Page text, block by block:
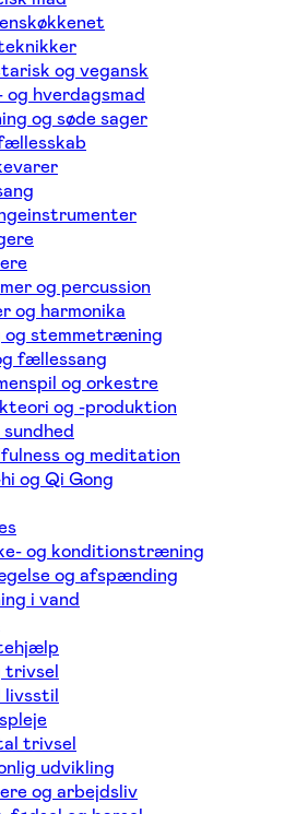
og vegansk
og hverdagsmad
og søde sager
og percussion
og harmonika
og stemmetræning
fællessang
og orkestre
og -produktion
og meditation
og Qi Gong
og konditionstræning
og afspænding
i vand
trivsel
livsstil
trivsel
udvikling
og arbejdsliv